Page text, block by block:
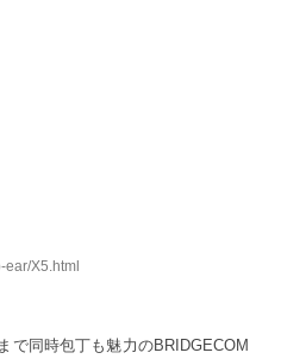
X5.html
で同時包丁も魅力のBRIDGECOM